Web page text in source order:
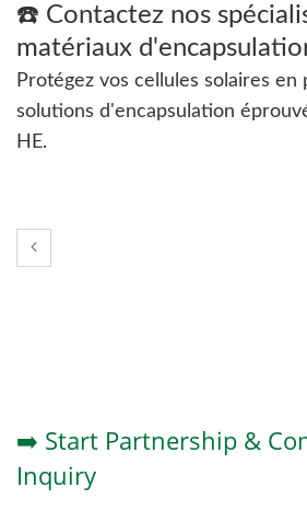
☎️ Contactez nos
matériaux
Protégez vos cellules solaires en
solutions d'encapsulation
HE.